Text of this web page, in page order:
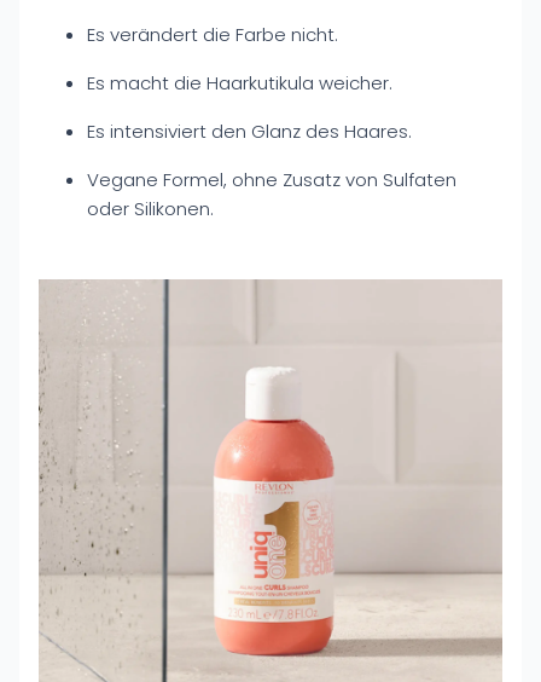
Es verändert die Farbe nicht.
Es macht die Haarkutikula weicher.
Es intensiviert den Glanz des Haares.
Vegane Formel, ohne Zusatz von Sulfaten
oder Silikonen.